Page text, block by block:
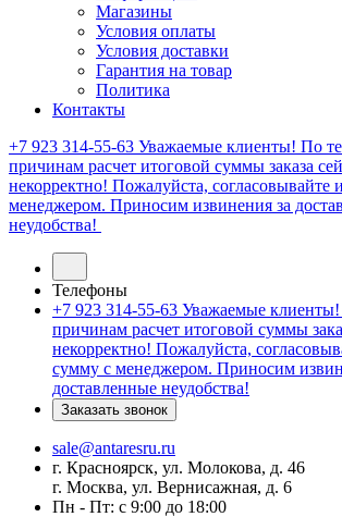
Магазины
Условия оплаты
Условия доставки
Гарантия на товар
Политика
Контакты
+7 923 314-55-63 Уважаемые клиенты! По
причинам расчет итоговой суммы заказа
некорректно! Пожалуйста, согласовывайте
менеджером. Приносим извинения за
неудобства!
Телефоны
+7 923 314-55-63 Уважаемые
причинам расчет итоговой суммы
некорректно! Пожалуйста,
сумму с менеджером. Приносим
доставленные неудобства!
Заказать звонок
sale@antaresru.ru
г. Красноярск, ул. Молокова, д. 46
г. Москва, ул. Вернисажная, д. 6
Пн - Пт: с 9:00 до 18:00